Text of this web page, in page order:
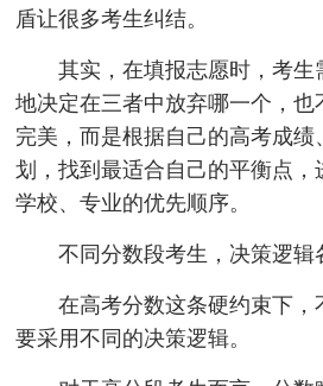
盾让很多考生纠结。
其实，在填报志愿时，考生
地决定在三者中放弃哪一个，
完美，而是根据自己的高考成
划，找到最适合自己的平衡点，
学校、专业的优先顺序。
不同分数段考生，决策逻辑
在高考分数这条硬约束下，
要采用不同的决策逻辑。